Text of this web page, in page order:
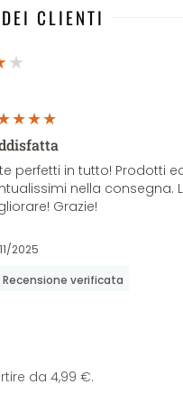
CLIENTI
perfetti in tutto! Prodotti
nella consegna.
Grazie!
2025
Recensione verificata
da 4,99 €.